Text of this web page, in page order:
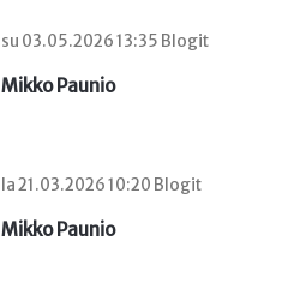
su 03.05.2026 13:35 Blogit
Mikko Paunio
la 21.03.2026 10:20 Blogit
Mikko Paunio